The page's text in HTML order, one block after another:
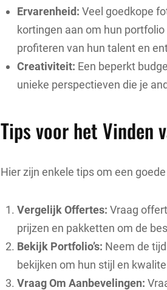
Ervarenheid: Veel goedkope
kortingen aan om hun
profiteren van hun talent en
Creativiteit: Een beperkt
unieke perspectieven die je
Tips voor het Vinden
Hier zijn enkele tips om een
Vergelijk Offertes: Vraag
prijzen en pakketten om de
Bekijk Portfolio’s: Neem de
bekijken om hun stijl en
Vraag Om Aanbevelingen: